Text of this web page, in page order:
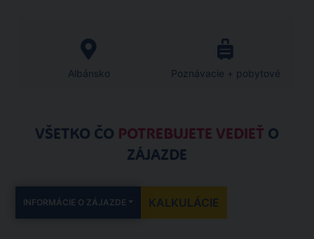
Albánsko Poznávacie + pobytové
VŠETKO ČO POTREBUJETE VEDIEŤ O
ZÁJAZDE
INFORMÁCIE O ZÁJAZDE KALKULÁCIE